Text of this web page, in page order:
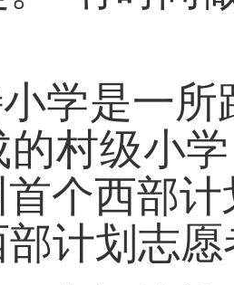
学是一所
村级小
个西部
部计划志